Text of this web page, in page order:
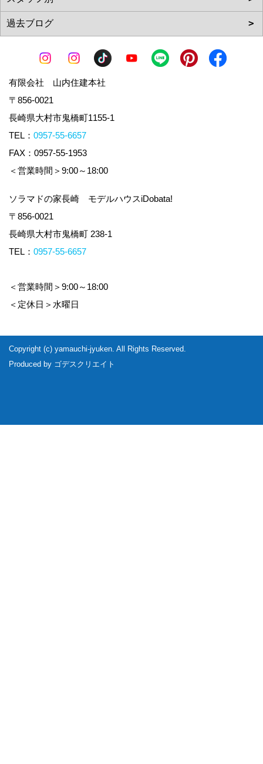
有限会社 山内住建本社
〒856-0021
長崎県大村市鬼橋町1155-1
TEL： 0957-55-6657
FAX：0957-55-1953
＜営業時間＞9:00～18:00
ソラマドの家長崎 モデルハウスiDobata!
〒856-0021
長崎県大村市鬼橋町 238-1
TEL： 0957-55-6657
＜営業時間＞9:00～18:00
＜定休日＞水曜日
Copyright (c) yamauchi-jyuken. All Rights Reserved.
Produced by ゴデスクリエイト